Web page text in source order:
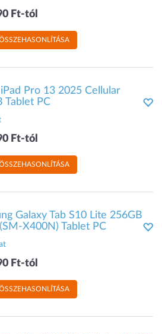
Ft-tól
Pro 13 2025 Cellular
Tablet PC
Ft-tól
Galaxy Tab S10 Lite 256GB
X400N) Tablet PC
Ft-tól